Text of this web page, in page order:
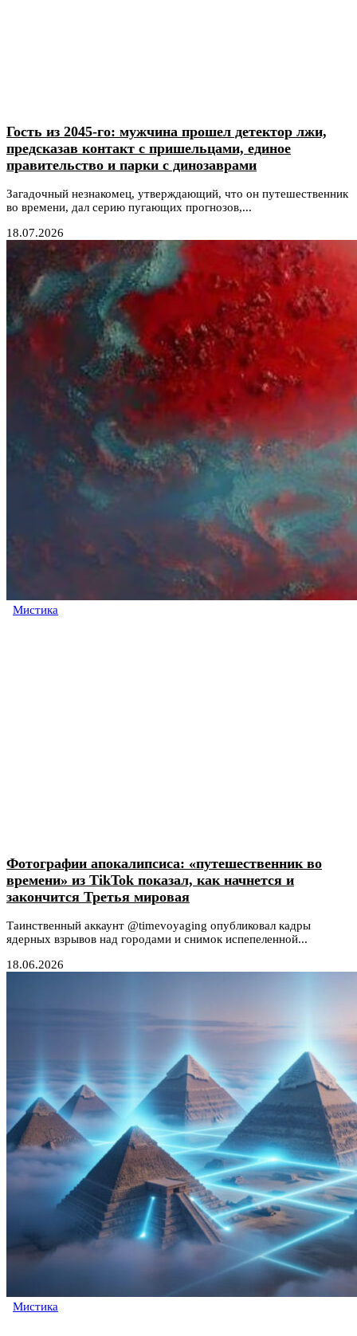
Гость из 2045-го: мужчина прошел детектор лжи,
предсказав контакт с пришельцами, единое
правительство и парки с динозаврами
Загадочный незнакомец, утверждающий, что он путешественник
во времени, дал серию пугающих прогнозов,...
18.07.2026
Мистика
Фотографии апокалипсиса: «путешественник во
времени» из TikTok показал, как начнется и
закончится Третья мировая
Таинственный аккаунт @timevoyaging опубликовал кадры
ядерных взрывов над городами и снимок испепеленной...
18.06.2026
Мистика